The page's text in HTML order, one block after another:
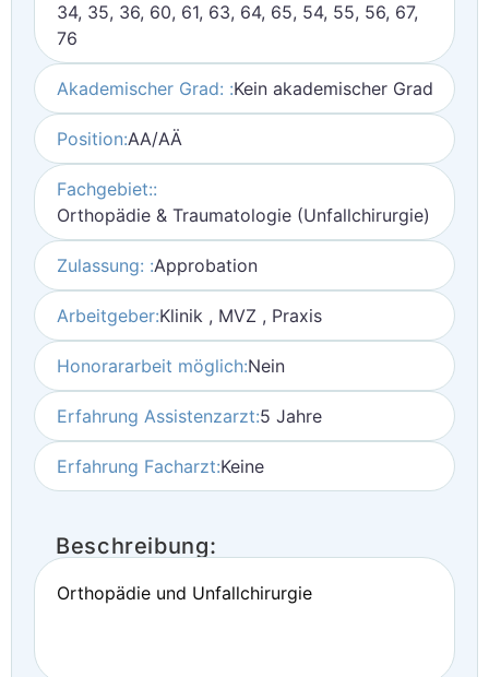
34, 35, 36, 60, 61, 63, 64, 65, 54, 55, 56, 67,
76
Akademischer Grad: :Kein akademischer Grad
Position:AA/AÄ
Fachgebiet::
Orthopädie & Traumatologie (Unfallchirurgie)
Zulassung: :Approbation
Arbeitgeber:Klinik , MVZ , Praxis
Honorararbeit möglich:Nein
Erfahrung Assistenzarzt:5 Jahre
Erfahrung Facharzt:Keine
Beschreibung:
Orthopädie und Unfallchirurgie